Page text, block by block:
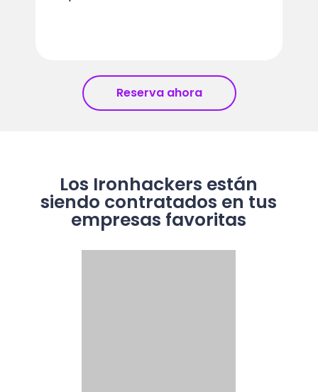
Reserva ahora
Los Ironhackers están
siendo contratados en tus
empresas favoritas